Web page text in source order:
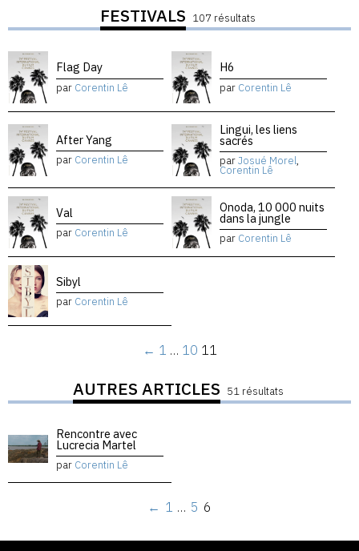
FESTIVALS 107 résultats
Flag Day
par Corentin Lê
H6
par Corentin Lê
After Yang
par Corentin Lê
Lingui, les liens
sacrés
parJosué Morel,
Corentin Lê
Val
par Corentin Lê
Onoda, 10 000 nuits
dans la jungle
par Corentin Lê
Sibyl
par Corentin Lê
← 1 … 10 11
AUTRES ARTICLES 51 résultats
Rencontre avec
Lucrecia Martel
par Corentin Lê
← 1 … 5 6